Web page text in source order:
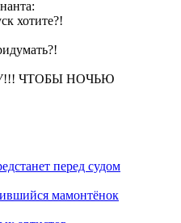
хотите?!
ЧТОБЫ НОЧЬЮ
перед судом
мамонтёнок